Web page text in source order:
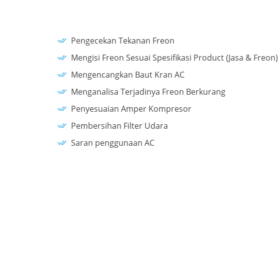
Pengecekan Tekanan Freon
Mengisi Freon Sesuai Spesifikasi Product (Jasa & Freon)
Mengencangkan Baut Kran AC
Menganalisa Terjadinya Freon Berkurang
Penyesuaian Amper Kompresor
Pembersihan Filter Udara
Saran penggunaan AC